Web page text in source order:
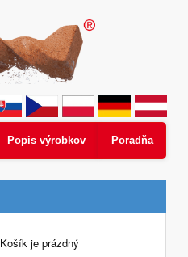
Popis výrobkov Poradňa
Košík je prázdný